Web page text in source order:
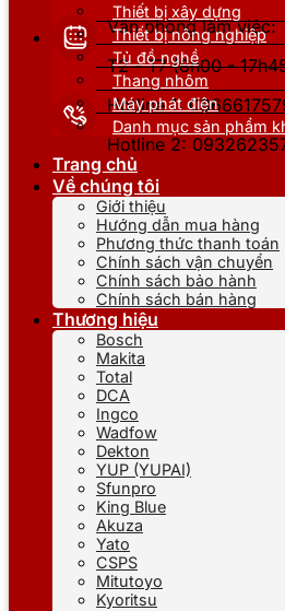
Văn phòng làm việc:
T2 - T7 (8h00 -
Hotline 1:
Hotline 2:
Thiết bị xây dựng
Thiết bị nông nghiệp
Tủ đồ nghề
Thang nhôm
Máy phát điện
Danh mục sản phẩm
Trang chủ
Về chúng tôi
Giới thiệu
Hướng dẫn mua hàng
Phương thức thanh toán
Chính sách vận chuyển
Chính sách bảo hành
Chính sách bán hàng
Thương hiệu
Bosch
Makita
Total
DCA
Ingco
Wadfow
Dekton
YUP (YUPAI)
Sfunpro
King Blue
Akuza
Yato
CSPS
Mitutoyo
Kyoritsu